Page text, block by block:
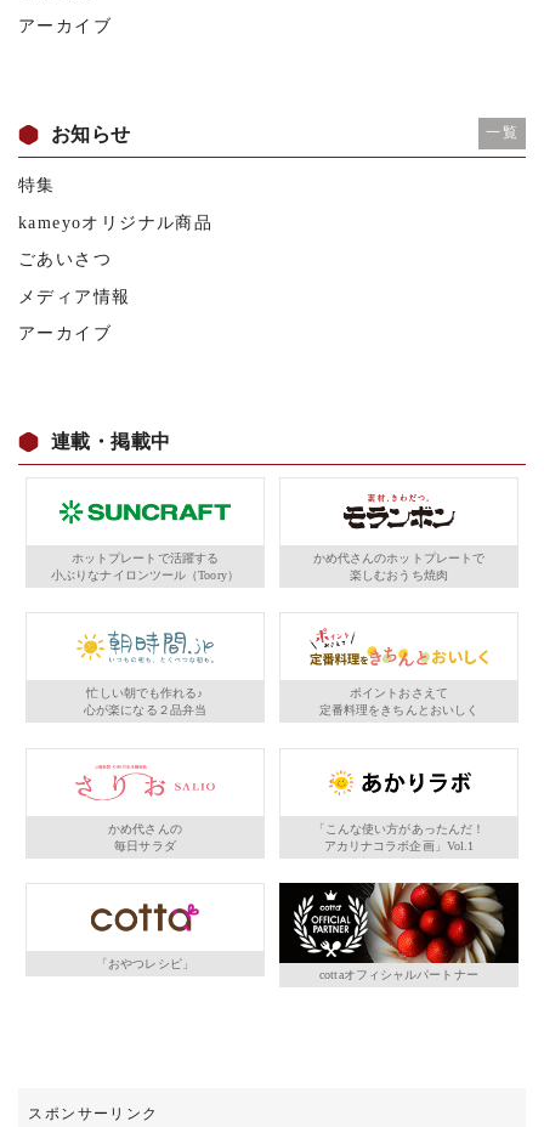
アーカイブ
お知らせ 一覧
特集
kameyoオリジナル商品
ごあいさつ
メディア情報
アーカイブ
連載・掲載中
ホットプレートで活躍する
小ぶりなナイロンツール（Toory）
かめ代さんのホットプレートで
楽しむおうち焼肉
忙しい朝でも作れる♪
心が楽になる２品弁当
ポイントおさえて
定番料理をきちんとおいしく
かめ代さんの
毎日サラダ
「こんな使い方があったんだ！
アカリナコラボ企画」Vol.1
「おやつレシピ」
cottaオフィシャルパートナー